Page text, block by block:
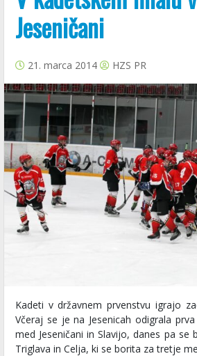
Jeseničani
21. marca 2014 HZS PR
Kadeti v državnem prvenstvu igrajo
Včeraj se je na Jesenicah odigrala
med Jeseničani in Slavijo, danes pa se
Triglava in Celja, ki se borita za tretje